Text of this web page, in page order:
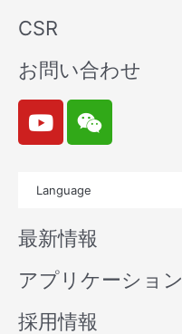
CSR
お問い合わせ
Y
o
u
b
e
W
e
i
n
Language
最新情報
アプリケーション
採用情報